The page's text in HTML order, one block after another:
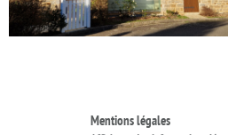
Mentions légales